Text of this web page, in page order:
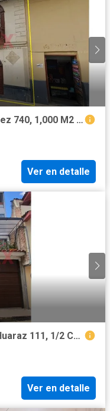
Se Vende Casa En Jr. José Gálvez 740, 1,000 M2 Cajamarca
Ver en detalle
Se Vende Casa De 4 Pisos, Jr. Huaraz 111, 1/2 Cuadra Via De Evitamiento, Cajamarca
Ver en detalle